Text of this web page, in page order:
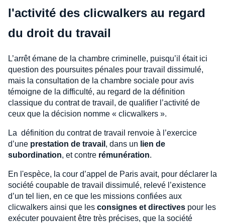
l'activité des clicwalkers au regard
du droit du travail
L’arrêt émane de la chambre criminelle, puisqu’il était ici
question des poursuites pénales pour travail dissimulé,
mais la consultation de la chambre sociale pour avis
témoigne de la difficulté, au regard de la définition
classique du contrat de travail, de qualifier l’activité de
ceux que la décision nomme « clicwalkers ».
La définition du contrat de travail renvoie à l’exercice
d’une prestation de travail , dans un lien de
subordination, et contre rémunération.
En l'espèce, la cour d’appel de Paris avait, pour déclarer la
société coupable de travail dissimulé, relevé l’existence
d’un tel lien, en ce que les missions confiées aux
clicwalkers ainsi que les consignes et directives pour les
exécuter pouvaient être très précises, que la société